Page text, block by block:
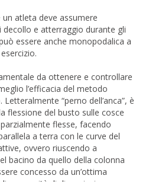
atleta deve assumere
e atterraggio durante gli
essere anche monopodalica a
da ottenere e controllare
l’efficacia del metodo
. Letteralmente “perno dell’anca”, è
flessione del busto sulle cosce
flesse, facendo
a terra con le curve del
ovvero riuscendo a
bacino da quello della colonna
concesso da un’ottima